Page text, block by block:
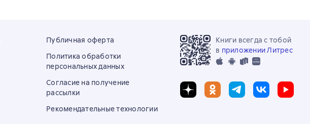
Публичная оферта
Политика обработки
персональных данных
Согласие на получение
рассылки
Рекомендательные технологии
Книги всегда с тобой
в приложении Литрес